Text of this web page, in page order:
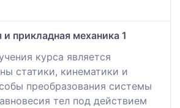
и прикладная механика 1
курса является
статики, кинематики и
преобразования системы
тел под действием